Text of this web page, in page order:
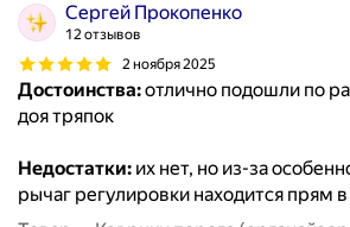
Сергей Прокопенко
12 отзывов
2 ноября 2025
Достоинства:отлично подошли по
доя тряпок
Недостатки: их нет, но из-за
рычаг регулировки находится прям